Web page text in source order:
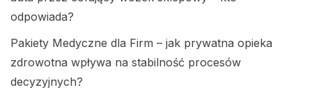
odpowiada?
Pakiety Medyczne dla Firm – jak prywatna opieka
zdrowotna wpływa na stabilność procesów
decyzyjnych?